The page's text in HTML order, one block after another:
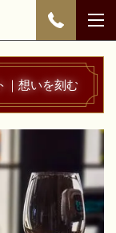
｜想いを刻む